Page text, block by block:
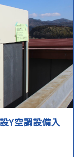
Y空調設備入
G
場合 上記目的以
、お客様の個人情
法令により許さ
お客様の同意を
お客様の個人情
に適用される法